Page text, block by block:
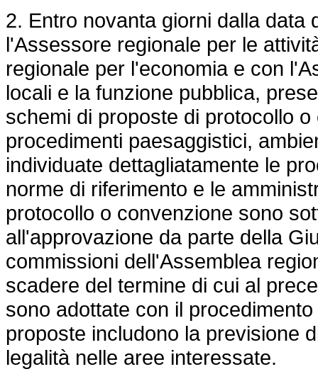
2. Entro novanta giorni dalla data
l'Assessore regionale per le
regionale per l'economia e con
locali e la funzione pubblica,
schemi di proposte di protocollo
procedimenti paesaggistici,
individuate dettagliatamente le
norme di riferimento e le
protocollo o convenzione sono
all'approvazione da parte della
commissioni dell'Assemblea
scadere del termine di cui al
sono adottate con il
proposte includono la previsione
legalità nelle aree interessate.